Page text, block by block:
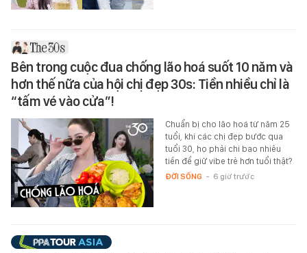
Bên trong cuộc đua chống lão hoá suốt 10 năm và
hơn thế nữa của hội chị đẹp 30s: Tiền nhiều chỉ là
“tấm vé vào cửa”!
Chuẩn bị cho lão hoá từ năm 25
tuổi, khi các chị đẹp bước qua
tuổi 30, họ phải chi bao nhiêu
tiền để giữ vibe trẻ hơn tuổi thật?
ĐỜI SỐNG - 6 giờ trước